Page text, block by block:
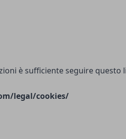
è sufficiente seguire questo
legal/cookies/